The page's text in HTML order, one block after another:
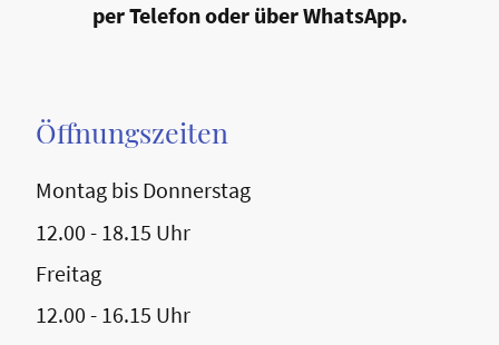
per Telefon oder über WhatsApp.
Öffnungszeiten
Montag bis Donnerstag
12.00 - 18.15 Uhr
Freitag
12.00 - 16.15 Uhr